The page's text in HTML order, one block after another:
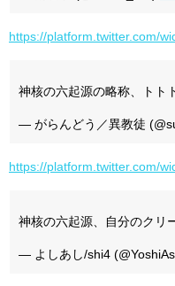
https://platform.twitter.com/
神核の六起源の略称、トト
— がらんどう／異教徒
https://platform.twitter.com/
神核の六起源、自分のクリ
— よしあし/shi4